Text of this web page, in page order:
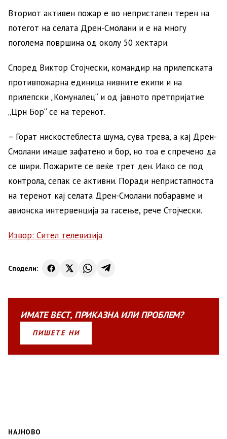
Вториот активен пожар е во непристапен терен на
потегот на селата Дрен-Смолани и е на многу
поголема површина од околу 50 хектари.
Според Виктор Стојчески, командир на прилепската
противпожарна единица нивните екипи и на
прилепски „Комуналец“ и од јавното претпријатие
„Црн Бор“ се на теренот.
– Горат нискостеблеста шума, сува трева, а кај Дрен-
Смолани имаше зафатено и бор, но тоа е спречено да
се шири. Пожарите се веќе трет ден. Иако се под
контрола, сепак се активни. Поради непристапноста
на теренот кај селата Дрен-Смолани побаравме и
авионска интервенција за гасење, рече Стојчески.
Извор: Сител телевизија
Сподели:
ИМАТЕВЕСТ, ПРИКАЗНАИЛИПРОБЛЕМ?
ПИШЕТЕ НИ
НАЈНОВО